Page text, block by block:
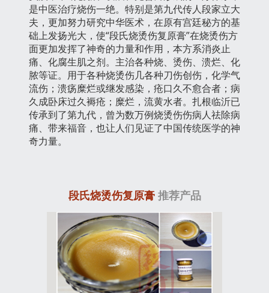
是中医治疗烧伤一绝。特别是第九代传人段家立大
夫，更加努力研究中华医术，在原有宫廷秘方的基
础上发扬光大，使“段氏烧烫伤复原膏”在烧烫伤方
面更加发挥了神奇的力量和作用，本方系消炎止
痛、化腐生肌之剂。主治各种烧、烫伤、溃烂、化
脓等证。用于各种烧烫伤几各种刀伤创伤，化学气
流伤；溃疡糜烂或继发感染，疮口久不愈合者；病
久成卧床过久褥疮；糜烂，流黄水者。扎根临沂已
传承到了第九代，曾为数万例烧烫伤伤病人祛除病
痛、带来福音，也让人们见证了中国传统医学的神
奇力量。
段氏烧烫伤复原膏推荐产品